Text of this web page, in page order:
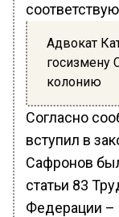
Адвокат
госизмену
колонию
Согласно
вступил в
Сафронов
статьи 83
Федерации –